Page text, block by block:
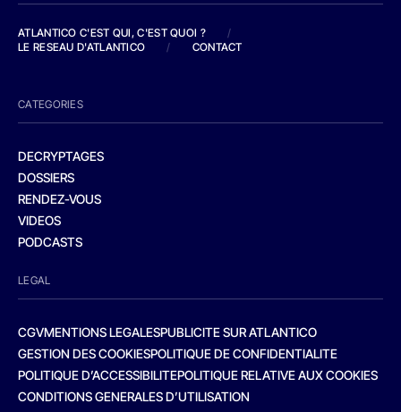
ATLANTICO C'EST QUI, C'EST QUOI ?
/
LE RESEAU D'ATLANTICO
/ CONTACT
CATEGORIES
DECRYPTAGES
DOSSIERS
RENDEZ-VOUS
VIDEOS
PODCASTS
LEGAL
CGVMENTIONS LEGALESPUBLICITE SUR ATLANTICO
GESTION DES COOKIESPOLITIQUE DE CONFIDENTIALITE
POLITIQUE D’ACCESSIBILITEPOLITIQUE RELATIVE AUX COOKIES
CONDITIONS GENERALES D’UTILISATION